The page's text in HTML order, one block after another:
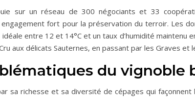
sur un réseau de 300 négociants et 33
engagement fort pour la préservation du terroir. Les
entre 12 et 14°C et un taux d’humidité maintenu
aux délicats Sauternes, en passant par les Graves et
du vignoble
sa richesse et sa diversité de cépages qui